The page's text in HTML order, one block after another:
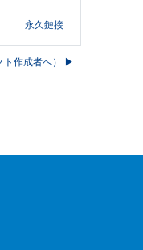
永久鏈接
ト作成者へ） ▶︎